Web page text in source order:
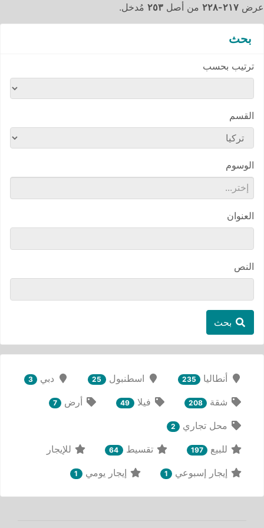
عرض ٢١٧-٢٢٨ من أصل ٢٥٣ مُدخل.
بحث
ترتيب بحسب
القسم
الوسوم
العنوان
النص
بحث
أنطاليا 235 اسطنبول 25 دبي 3
شقة 208 فيلا 49 أرض 7
محل تجاري 2
للبيع 197 تقسيط 64
للإيجار
إيجار إسبوعي
1 إيجار يومي 1